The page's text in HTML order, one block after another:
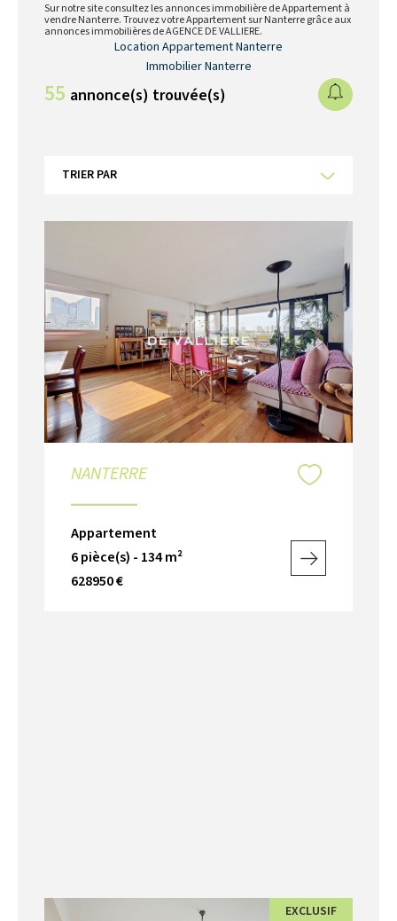
Sur notre site consultez les annonces immobilière de Appartement à
vendre Nanterre. Trouvez votre Appartement sur Nanterre grâce aux
annonces immobilières de AGENCE DE VALLIERE.
Location Appartement Nanterre
Immobilier Nanterre
55 annonce(s) trouvée(s)
TRIER PAR
NANTERRE
Appartement
6 pièce(s) - 134 m²
628950 €
EXCLUSIF